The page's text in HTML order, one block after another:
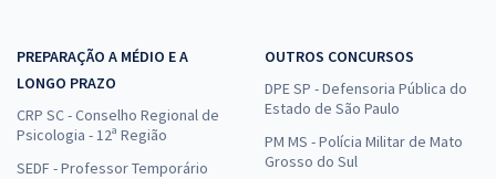
PREPARAÇÃO A MÉDIO E A
LONGO PRAZO
CRP SC - Conselho Regional de
Psicologia - 12ª Região
SEDF - Professor Temporário
OUTROS CONCURSOS
DPE SP - Defensoria Pública do
Estado de São Paulo
PM MS - Polícia Militar de Mato
Grosso do Sul